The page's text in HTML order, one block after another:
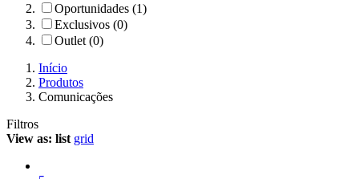
Oportunidades (1)
Exclusivos (0)
Outlet (0)
Início
Produtos
Comunicações
Filtros
View as: list grid